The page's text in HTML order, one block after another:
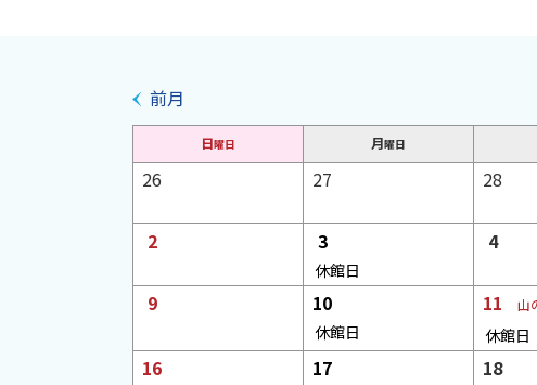
ベ
ン
ト
カ
ー
表
示
切
替
前月
日曜日 月曜日
26 27 28
2日
定
3日
休館日
4日
定
な
し
9日
定
な
10日
休館日
11 日山
休館日
16日 17日 18日